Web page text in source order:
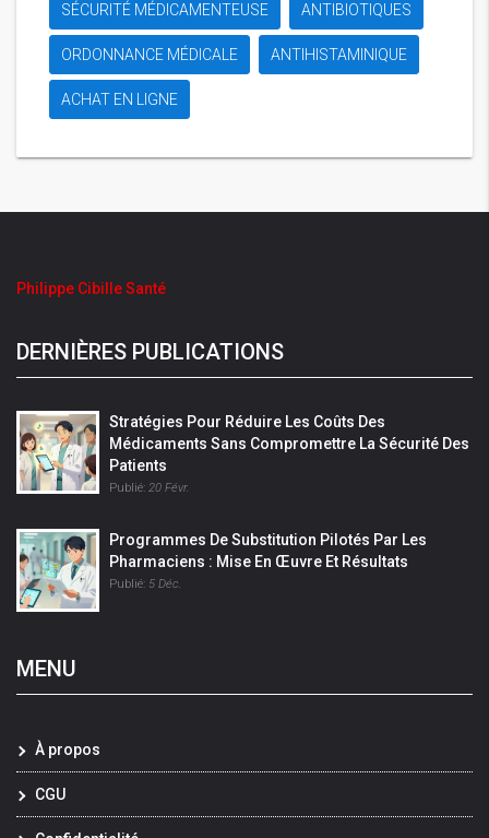
SÉCURITÉ MÉDICAMENTEUSE ANTIBIOTIQUES
ORDONNANCE MÉDICALE ANTIHISTAMINIQUE
ACHAT EN LIGNE
Philippe Cibille Santé
DERNIÈRES PUBLICATIONS
Stratégies Pour Réduire Les Coûts Des
Médicaments Sans Compromettre La Sécurité Des
Patients
Publié: 20 Févr.
Programmes De Substitution Pilotés Par Les
Pharmaciens : Mise En Œuvre Et Résultats
Publié: 5 Déc.
MENU
À propos
CGU